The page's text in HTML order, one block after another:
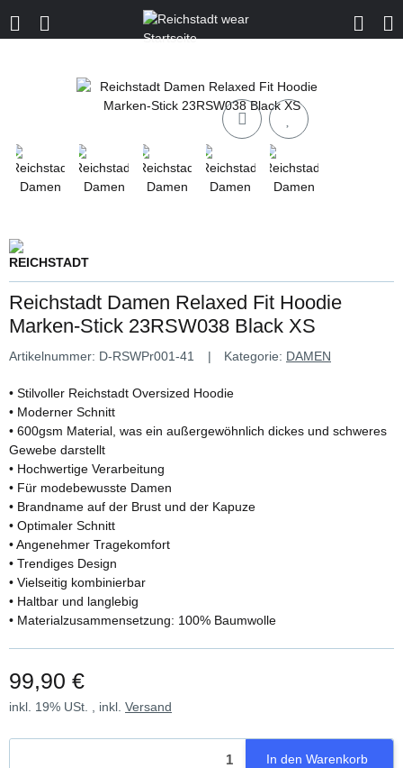
Reichstadt Damen Relaxed Fit Hoodie
Marken-Stick 23RSW038 Black XS
Artikelnummer: D-RSWPr001-41 Kategorie: DAMEN
• Stilvoller Reichstadt Oversized Hoodie
• Moderner Schnitt
• 600gsm Material, was ein außergewöhnlich dickes und schweres
Gewebe darstellt
• Hochwertige Verarbeitung
• Für modebewusste Damen
• Brandname auf der Brust und der Kapuze
• Optimaler Schnitt
• Angenehmer Tragekomfort
• Trendiges Design
• Vielseitig kombinierbar
• Haltbar und langlebig
• Materialzusammensetzung: 100% Baumwolle
99,90 €
inkl. 19% USt. , inkl. Versand
In den Warenkorb